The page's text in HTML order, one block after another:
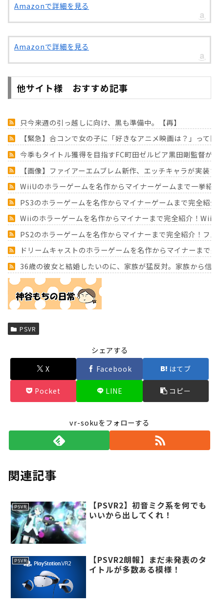
Amazonで詳細を見る
Amazonで詳細を見る
他サイト様 おすすめ記事
只今来週の引っ越しに向け、黒も準備中。【再】
【緊急】合コンで女の子に「好きなアニメ映画は？」って
今季もタイトル獲得を目指すFC町田ゼルビア黒田剛監督が
【画像】ファイアーエムブレム新作、エッチキャラが実装
WiiUのホラーゲームを名作からマイナーゲームまで一挙紹
PS3のホラーゲームを名作からマイナーゲームまで完全紹
Wiiのホラーゲームを名作からマイナーまで完全紹介！Wii
PS2のホラーゲームを名作からマイナーまで完全紹介！フ
ドリームキャストのホラーゲームを名作からマイナーまで
36歳の彼女と結婚したいのに、家族が猛反対。家族から信
Powered by livedoor 相互RSS
PSVR
シェアする
X Facebook はてブ
Pocket LINE コピー
vr-sokuをフォローする
関連記事
PSVR
【PSVR2】初音ミク系を何でも
いいから出してくれ！
PSVR
【PSVR2朗報】まだ未発表のタ
イトルが多数ある模様！